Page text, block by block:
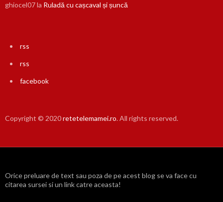
ghiocel07la Ruladă cu cașcaval și șuncă
rss
rss
facebook
Copyright © 2020retetelemamei.ro. All rights reserved.
Orice preluare de text sau poza de pe acest blog se va face cu
citarea sursei si un link catre aceasta!